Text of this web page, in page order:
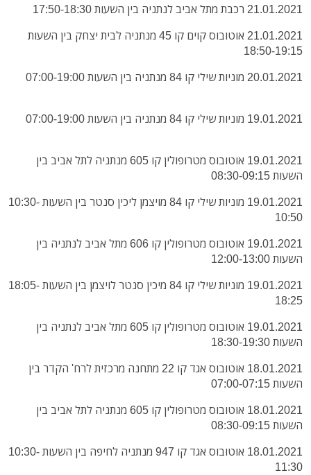
21.01.2021 רכבת מתל אביב לנתניה בין השעות 17:50-18:30
21.01.2021 אוטובוס קוים קו 45 מנתניה לבית יצחק בין השעות
18:50-19:15
19.01.2021 אוטובוס מטרופולין קו 605 מנתניה לתל אביב בין
השעות 08:30-09:15
19.01.2021 מוניות שילי קו 84 מויצמן ליכין סנטר בין השעות 10:30-
10:50
19.01.2021 אוטובוס מטרופולין קו 606 מתל אביב לנתניה בין
השעות 12:00-13:00
19.01.2021 מוניות שילי קו 84 מיכין סנטר לויצמן בין השעות 18:05-
18:25
19.01.2021 אוטובוס מטרופולין קו 605 מתל אביב לנתניה בין
השעות 18:30-19:30
18.01.2021 אוטובוס אגד קו 22 מתחנה מרכזית לרח' הקדר בין
השעות 07:00-07:15
18.01.2021 אוטובוס מטרופולין קו 605 מנתניה לתל אביב בין
השעות 08:30-09:15
18.01.2021 אוטובוס אגד קו 947 מנתניה לחיפה בין השעות 10:30-
11:30